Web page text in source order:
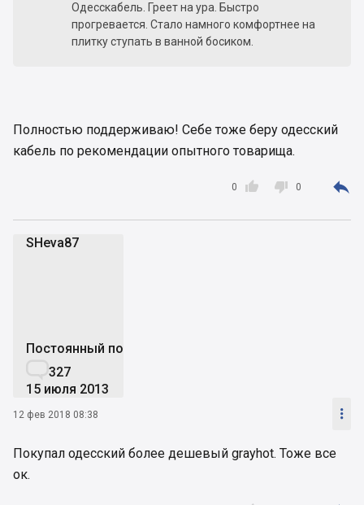
Одесскабель. Греет на ура. Быстро
прогревается. Стало намного комфортнее на
плитку ступать в ванной босиком.
Полностью поддерживаю! Себе тоже беру одесский
кабель по рекомендации опытного товарища.

0  0 
SHeva87
Постоянный пользователь
327
15 июля 2013
12 фев 2018 08:38 
Покупал одесский более дешевый grayhot. Тоже все
ок.